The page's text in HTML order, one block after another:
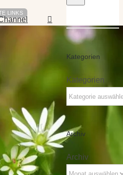
LINKS
Kategorien
Kategorien
Archiv
Archiv